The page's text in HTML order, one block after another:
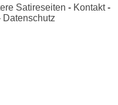
Satireseiten - Kontakt-
Datenschutz